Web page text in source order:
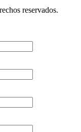
reservados.